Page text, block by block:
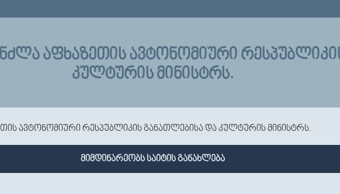
ᲐᲤᲮᲐᲖᲔᲗᲘᲡ ᲐᲕᲢᲝᲜᲝᲛᲘᲣᲠᲘ
ᲙᲣᲚᲢᲣᲠᲘᲡ ᲛᲘᲜᲘᲡᲢᲠᲡ.
ავტონომიური რესპუბლიკის განათლებისა და კულტურის მინისტრს.
მიმდინარეობს საიტის განახლება